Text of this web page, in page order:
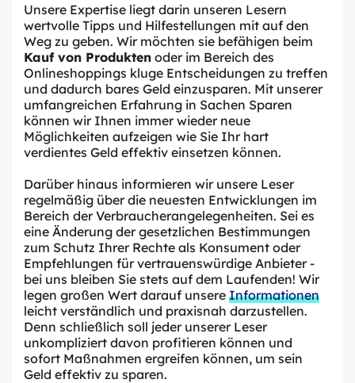
Unsere Expertise liegt darin unseren Lesern
wertvolle Tipps und Hilfestellungen mit auf den
Weg zu geben. Wir möchten sie befähigen beim
Kauf von Produkten oder im Bereich des
Onlineshoppings kluge Entscheidungen zu treffen
und dadurch bares Geld einzusparen. Mit unserer
umfangreichen Erfahrung in Sachen Sparen
können wir Ihnen immer wieder neue
Möglichkeiten aufzeigen wie Sie Ihr hart
verdientes Geld effektiv einsetzen können.
Darüber hinaus informieren wir unsere Leser
regelmäßig über die neuesten Entwicklungen im
Bereich der Verbraucherangelegenheiten. Sei es
eine Änderung der gesetzlichen Bestimmungen
zum Schutz Ihrer Rechte als Konsument oder
Empfehlungen für vertrauenswürdige Anbieter -
bei uns bleiben Sie stets auf dem Laufenden! Wir
legen großen Wert darauf unsere Informationen
leicht verständlich und praxisnah darzustellen.
Denn schließlich soll jeder unserer Leser
unkompliziert davon profitieren können und
sofort Maßnahmen ergreifen können, um sein
Geld effektiv zu sparen.